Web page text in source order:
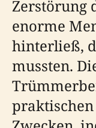
Zerstörung
enorme
hinterließ,
mussten.